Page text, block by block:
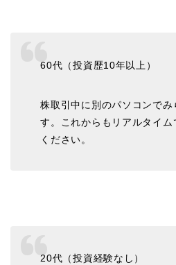
60代（投資歴10年以上）
株取引中に別のパソコンで
す。これからもリアルタイム
ください。
20代（投資経験なし）